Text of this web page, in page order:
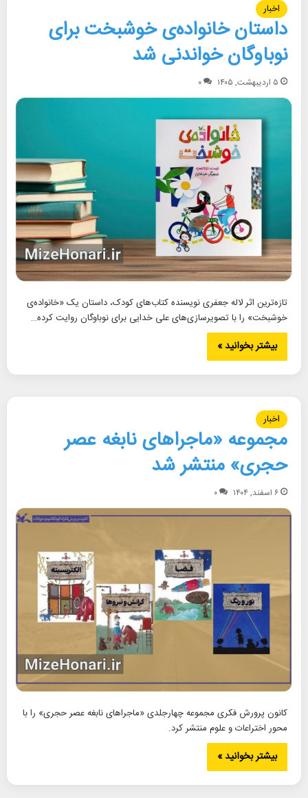
اخبار
داستان خانواده‌ی خوشبخت برای
نوباوگان خواندنی شد
۵ اردیبهشت, ۱۴۰۵ ۰
تازه‌ترین اثر لاله جعفری نویسنده کتاب‌های کودک، داستان یک «خانواده‌ی
خوشبخت» را با تصویرسازی‌های علی خدایی برای نوباوگان روایت کرده‌…
بیشتر بخوانید »
اخبار
مجموعه «ماجراهای نابغه عصر
حجری» منتشر شد
۶ اسفند, ۱۴۰۴ ۰
کانون پرورش فکری مجموعه چهارجلدی «ماجراهای نابغه عصر حجری» را با
محور اختراعات و علوم منتشر کرد.
بیشتر بخوانید »